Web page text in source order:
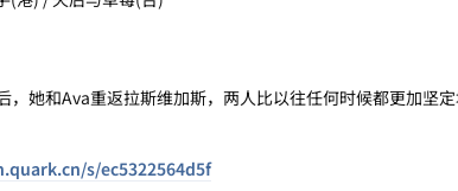
她和Ava重返拉斯维加斯，两人比以往任何时候都更加坚
s/ec5322564d5f